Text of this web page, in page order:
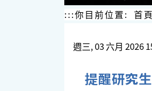
:::你目前位置: 首頁
週三, 03 六月 2026
提醒研究